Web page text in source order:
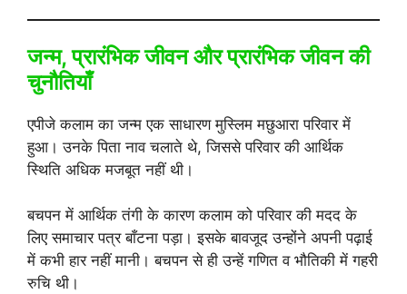
जन्म, प्रारंभिक जीवन और प्रारंभिक जीवन की
चुनौतियाँ
एपीजे कलाम का जन्म एक साधारण मुस्लिम मछुआरा परिवार में
हुआ। उनके पिता नाव चलाते थे, जिससे परिवार की आर्थिक
स्थिति अधिक मजबूत नहीं थी।
बचपन में आर्थिक तंगी के कारण कलाम को परिवार की मदद के
लिए समाचार पत्र बाँटना पड़ा। इसके बावजूद उन्होंने अपनी पढ़ाई
में कभी हार नहीं मानी। बचपन से ही उन्हें गणित व भौतिकी में गहरी
रुचि थी।